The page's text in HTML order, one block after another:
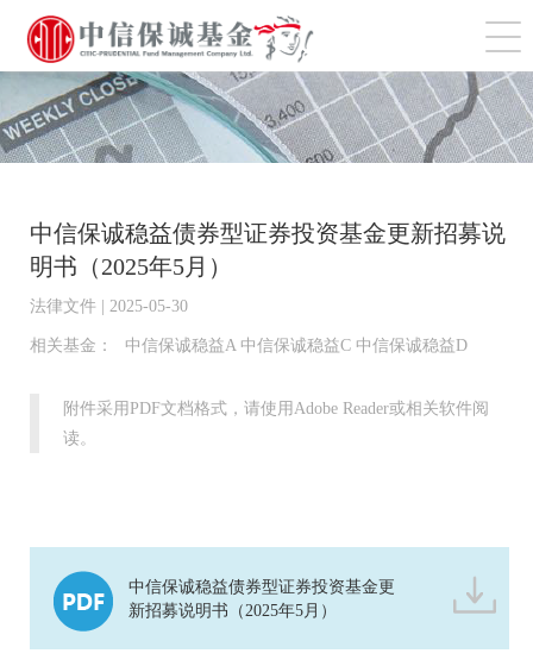
切
中信保诚稳益债券型证券投资基金更新招募说
明书（2025年5月）
法律文件 | 2025-05-30
相关基金： 中信保诚稳益A 中信保诚稳益C 中信保诚稳益D
附件采用PDF文档格式，请使用Adobe Reader或相关软件阅
读。
中信保诚稳益债券型证券投资基金更
新招募说明书（2025年5月）